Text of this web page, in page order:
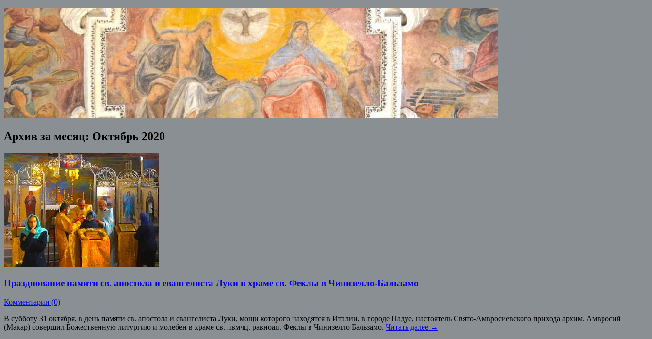
Архив за месяц: Октябрь 2020
Празднование памяти св. апостола и евангелиста Луки в храме св. Феклы в Чинизелло-Бальзамо
Комментарии (0)
В субботу 31 октября, в день памяти св. апостола и евангелиста Луки, мощи которого находятся в Италии, в городе Падуе, настоятель Свято-Амвросиевского прихода архим. Амвросий
(Макар) совершил Божественную литургию и молебен в храме св. пвмчц. равноап. Феклы в Чинизелло Бальзамо. Читать далее →